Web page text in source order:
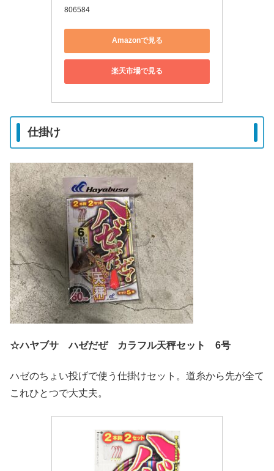
806584
Amazonで見る
楽天市場で見る
仕掛け
☆ハヤブサ ハゼだぜ カラフル天秤セット 6号
ハゼのちょい投げで使う仕掛けセット。道糸から先が全て
これひとつで大丈夫。